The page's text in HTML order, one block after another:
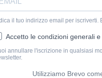
il tuo indirizzo email per iscriverti.
Accetto le condizioni generali
annullare l'iscrizione in qualsiasi
Utilizziamo Brevo